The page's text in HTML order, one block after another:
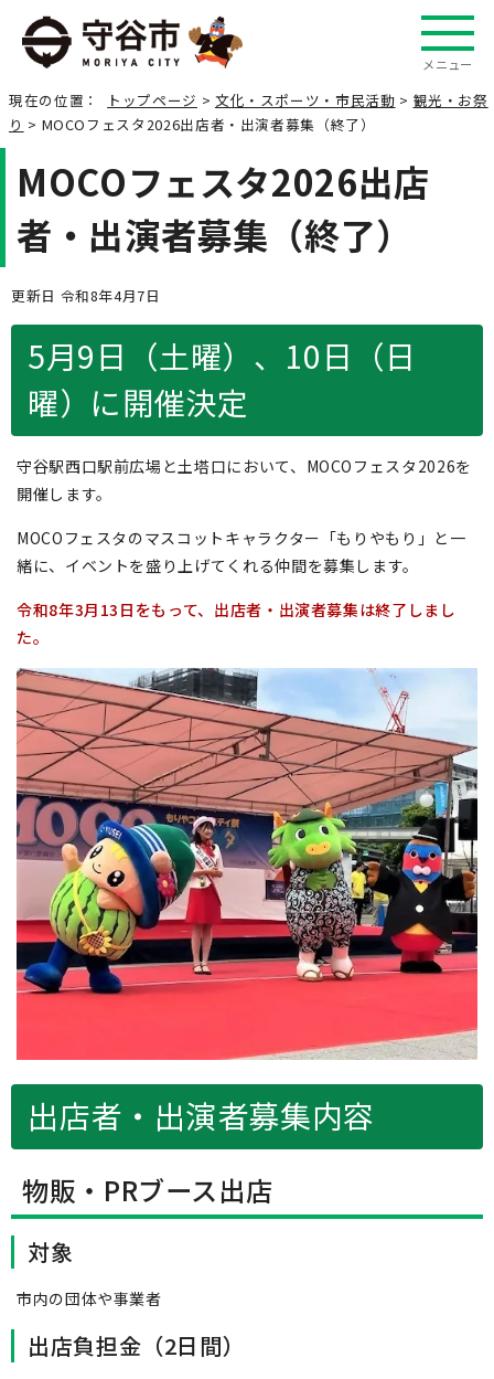
メニュー
現在の位置： トップページ > 文化・スポーツ・市民活動 > 観光・お祭
り > MOCOフェスタ2026出店者・出演者募集（終了）
MOCOフェスタ2026出店
者・出演者募集（終了）
更新日 令和8年4月7日
5月9日（土曜）、10日（日
曜）に開催決定
守谷駅西口駅前広場と土塔口において、MOCOフェスタ2026を
開催します。
MOCOフェスタのマスコットキャラクター「もりやもり」と一
緒に、イベントを盛り上げてくれる仲間を募集します。
令和8年3月13日をもって、出店者・出演者募集は終了しまし
た。
出店者・出演者募集内容
物販・PRブース出店
対象
市内の団体や事業者
出店負担金（2日間）